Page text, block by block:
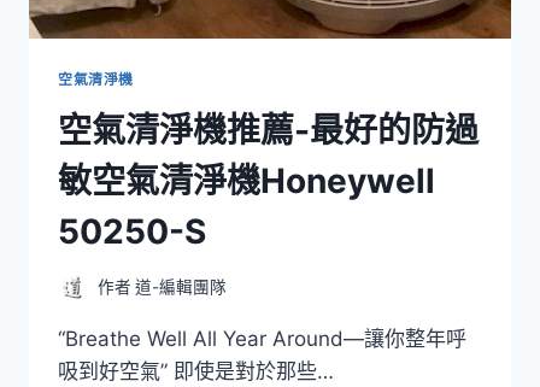
空氣清淨機
空氣清淨機推薦-最好的防過
敏空氣清淨機Honeywell
50250-S
作者 道-編輯團隊
“Breathe Well All Year Around—讓你整年呼
吸到好空氣” 即使是對於那些…